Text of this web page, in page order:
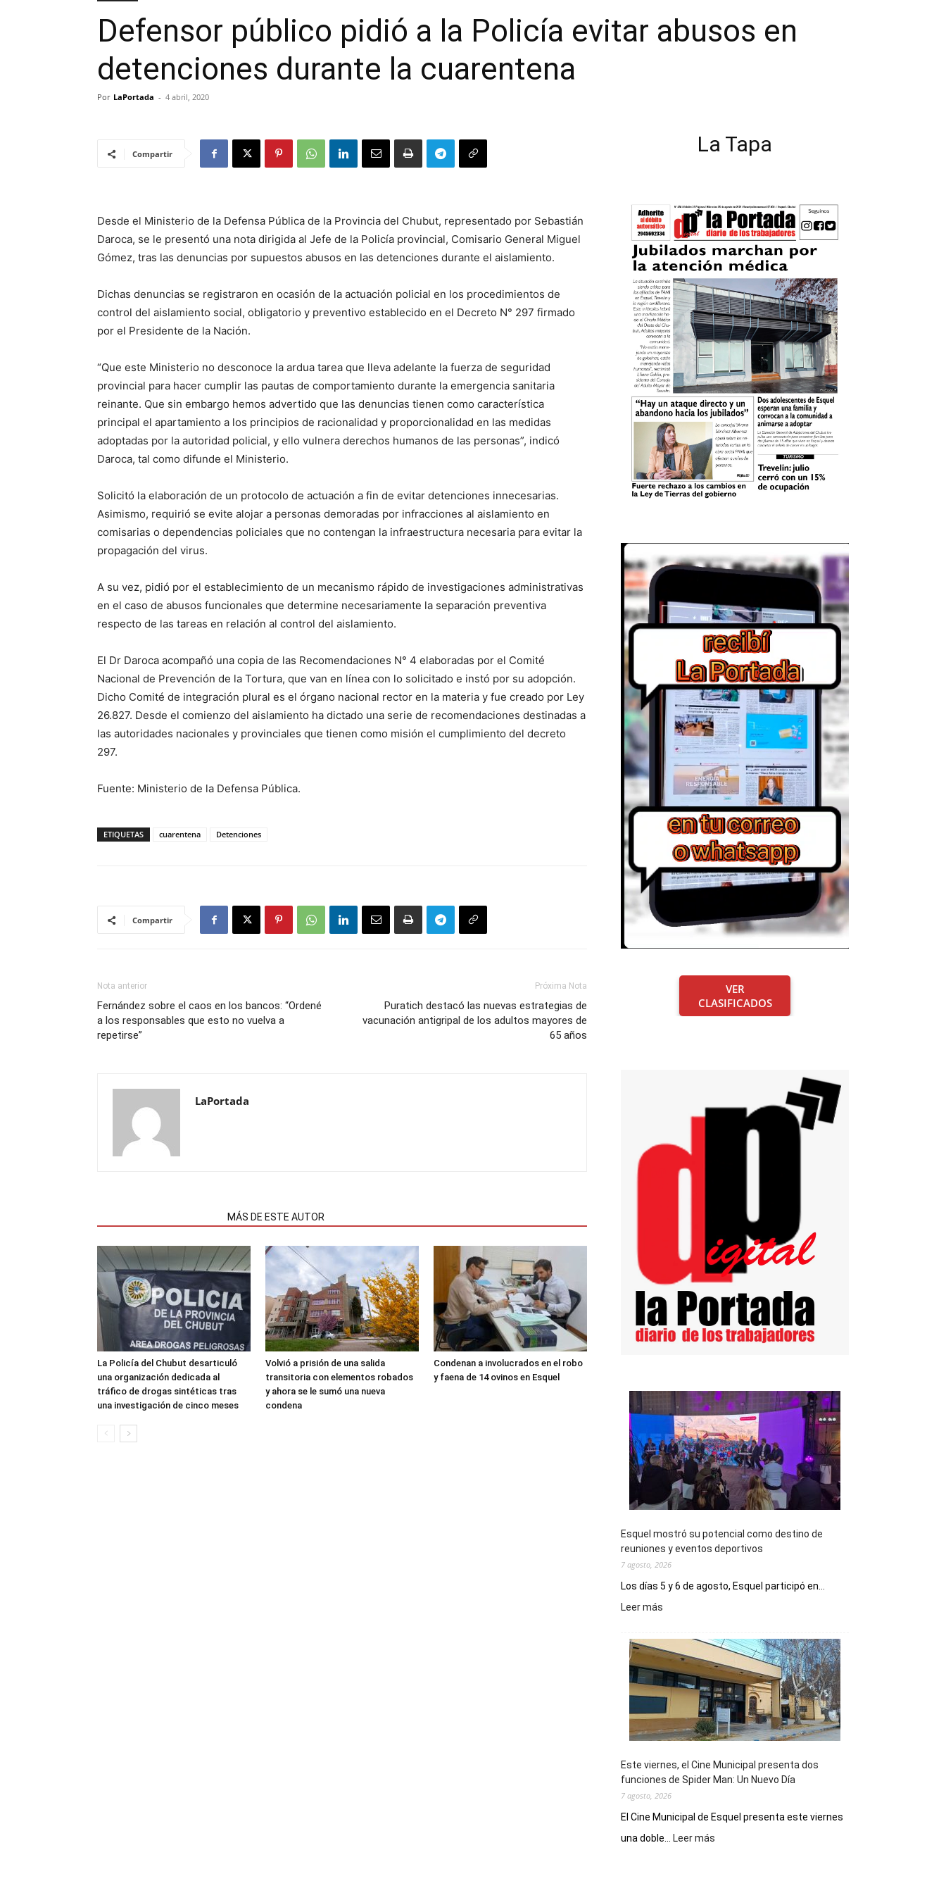
Defensor público pidió a la Policía evitar abusos en
detenciones durante la cuarentena
Por LaPortada - 4 abril, 2020
Compartir
Desde el Ministerio de la Defensa Pública de la Provincia del Chubut, representado por Sebastián
Daroca, se le presentó una nota dirigida al Jefe de la Policía provincial, Comisario General Miguel
Gómez, tras las denuncias por supuestos abusos en las detenciones durante el aislamiento.
Dichas denuncias se registraron en ocasión de la actuación policial en los procedimientos de
control del aislamiento social, obligatorio y preventivo establecido en el Decreto N° 297 firmado
por el Presidente de la Nación.
“Que este Ministerio no desconoce la ardua tarea que lleva adelante la fuerza de seguridad
provincial para hacer cumplir las pautas de comportamiento durante la emergencia sanitaria
reinante. Que sin embargo hemos advertido que las denuncias tienen como característica
principal el apartamiento a los principios de racionalidad y proporcionalidad en las medidas
adoptadas por la autoridad policial, y ello vulnera derechos humanos de las personas”, indicó
Daroca, tal como difunde el Ministerio.
Solicitó la elaboración de un protocolo de actuación a fin de evitar detenciones innecesarias.
Asimismo, requirió se evite alojar a personas demoradas por infracciones al aislamiento en
comisarias o dependencias policiales que no contengan la infraestructura necesaria para evitar la
propagación del virus.
A su vez, pidió por el establecimiento de un mecanismo rápido de investigaciones administrativas
en el caso de abusos funcionales que determine necesariamente la separación preventiva
respecto de las tareas en relación al control del aislamiento.
El Dr Daroca acompañó una copia de las Recomendaciones N° 4 elaboradas por el Comité
Nacional de Prevención de la Tortura, que van en línea con lo solicitado e instó por su adopción.
Dicho Comité de integración plural es el órgano nacional rector en la materia y fue creado por Ley
26.827. Desde el comienzo del aislamiento ha dictado una serie de recomendaciones destinadas a
las autoridades nacionales y provinciales que tienen como misión el cumplimiento del decreto
297.
Fuente: Ministerio de la Defensa Pública.
ETIQUETAS cuarentena Detenciones
Compartir
Nota anterior
Fernández sobre el caos en los bancos: “Ordené
a los responsables que esto no vuelva a
repetirse”
Próxima Nota
Puratich destacó las nuevas estrategias de
vacunación antigripal de los adultos mayores de
65 años
LaPortada
MÁS DE ESTE AUTOR
La Policía del Chubut desarticuló
una organización dedicada al
tráfico de drogas sintéticas tras
una investigación de cinco meses
Volvió a prisión de una salida
transitoria con elementos robados
y ahora se le sumó una nueva
condena
Condenan a involucrados en el robo
y faena de 14 ovinos en Esquel
La Tapa
VER
CLASIFICADOS
Esquel mostró su potencial como destino de
reuniones y eventos deportivos
7 agosto, 2026
Los días 5 y 6 de agosto, Esquel participó en...
Leer más
su
potencial
como
destino
de
reuniones
y
deportivos
Este viernes, el Cine Municipal presenta dos
funciones de Spider Man: Un Nuevo Día
7 agosto, 2026
El Cine Municipal de Esquel presenta este viernes
una doble...
Leer más